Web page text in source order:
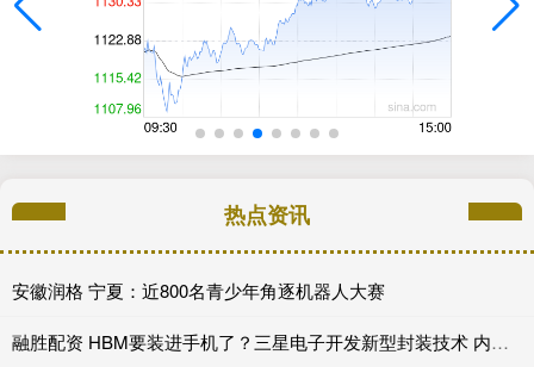
热点资讯
安徽润格 宁夏：近800名青少年角逐机器人大赛
融胜配资 HBM要装进手机了？三星电子开发新型封装技术 内存堆叠数量可翻1.5倍